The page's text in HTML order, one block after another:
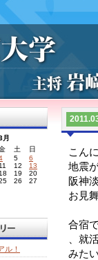
こん
地震
阪神
お見
合宿
、就
みた
土
日
5
6
11 12
13
18 19
20
26
27
ル！